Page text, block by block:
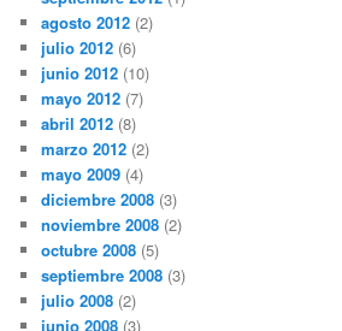
agosto 2012 (2)
julio 2012 (6)
junio 2012 (10)
mayo 2012 (7)
abril 2012 (8)
marzo 2012 (2)
mayo 2009 (4)
diciembre 2008 (3)
noviembre 2008 (2)
octubre 2008 (5)
septiembre 2008 (3)
julio 2008 (2)
junio 2008 (3)